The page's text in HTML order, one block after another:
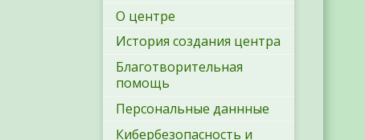
О центре
История создания центра
Благотворительная
помощь
Персональные даннные
Кибербезопасность и